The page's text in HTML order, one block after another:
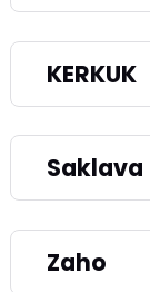
KERKUK
Saklava
Zaho